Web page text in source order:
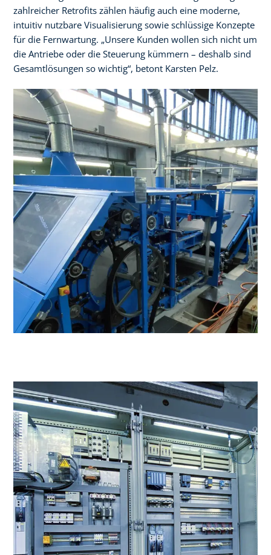
zahlreicher Retrofits zählen häufig auch eine moderne,
intuitiv nutzbare Visualisierung sowie schlüssige Konzepte
für die Fernwartung. „Unsere Kunden wollen sich nicht um
die Antriebe oder die Steuerung kümmern – deshalb sind
Gesamtlösungen so wichtig“, betont Karsten Pelz.